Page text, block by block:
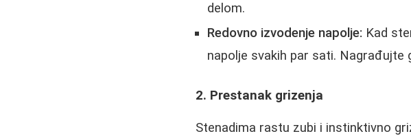
delom.
Redovno izvodenje napolje: Kad
napolje svakih par sati. Nagrađujte
2. Prestanak grizenja
Stenadima rastu zubi i instinktivno